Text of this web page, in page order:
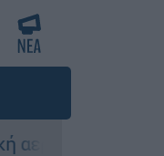
σε ελληνικά